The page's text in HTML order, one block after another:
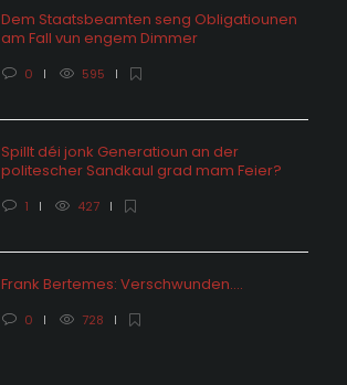
Dem Staatsbeamten seng Obligatiounen
am Fall vun engem Dimmer
0 595
Spillt déi jonk Generatioun an der
politescher Sandkaul grad mam Feier?
1 427
Frank Bertemes: Verschwunden….
0 728